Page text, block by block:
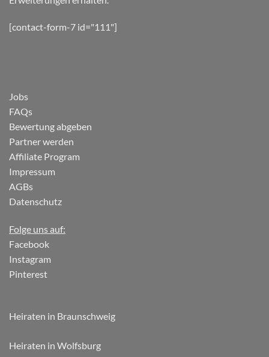
[contact-form-7 id="111"]
Jobs
FAQs
Bewertung abgeben
Partner werden
Affiliate Program
Impressum
AGBs
Datenschutz
Folge uns auf:
Facebook
Instagram
Pinterest
Heiraten in Braunschweig
Heiraten in Wolfsburg